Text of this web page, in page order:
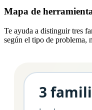
Mapa de
Te ayuda a distinguir tres
según el tipo de problema,